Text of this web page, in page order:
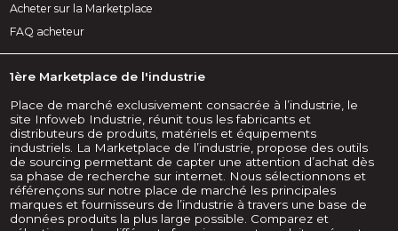
Acheter sur la Marketplace
FAQ acheteur
1ère Marketplace de l'industrie
Place de marché exclusivement consacrée à l’industrie, le
site Infoweb Industrie, réunit tous les fabricants et
distributeurs de produits, matériels et équipements
industriels. La Marketplace de l’industrie, propose des outils
de sourcing permettant de capter une attention d’achat dès
sa phase de recherche sur internet. Nous sélectionnons et
référençons sur notre place de marché les principales
marques et fournisseurs de l’industrie à travers une base de
données produits la plus large possible. Comparez et